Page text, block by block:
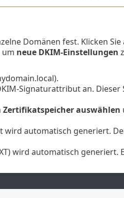
Domänen fest. Klicken Sie
um neue DKIM-Einstellungen
Signaturattribut an.
Zertifikatspeicher auswählen
wird automatisch generiert.
wird automatisch